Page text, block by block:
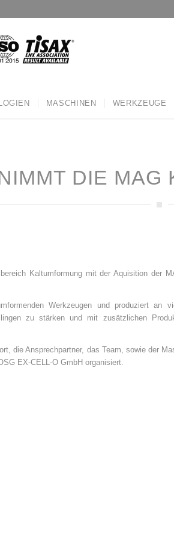
MASCHINEN WERKZEUGE
DIE MAG
Kaltumformung mit der Aquisition der
Werkzeugen und produziert an
zu stärken und mit zusätzlichen
die Ansprechpartner, das Team, sowie der
EX-CELL-O GmbH organisiert.